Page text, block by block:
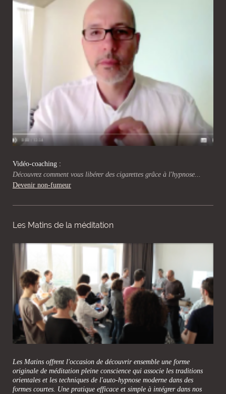
Vidéo-coaching :
Découvrez comment vous libérer des cigarettes grâce à l'hypnose...
Devenir non-fumeur
Les Matins de la méditation
Les Matins offrent l'occasion de découvrir ensemble une forme
originale de méditation pleine conscience qui associe les traditions
orientales et les techniques de l'auto-hypnose moderne dans des
formes courtes. Une pratique efficace et simple à intégrer dans nos